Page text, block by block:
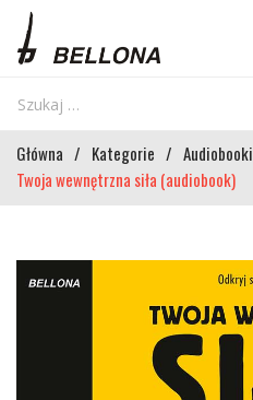
Główna / Kategorie / Audiobooki
Twoja wewnętrzna siła (audiobook)